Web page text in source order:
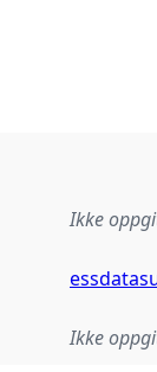
Ikke
Ikke